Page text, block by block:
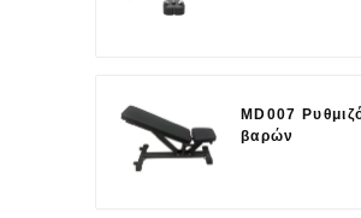
MD007
βαρών